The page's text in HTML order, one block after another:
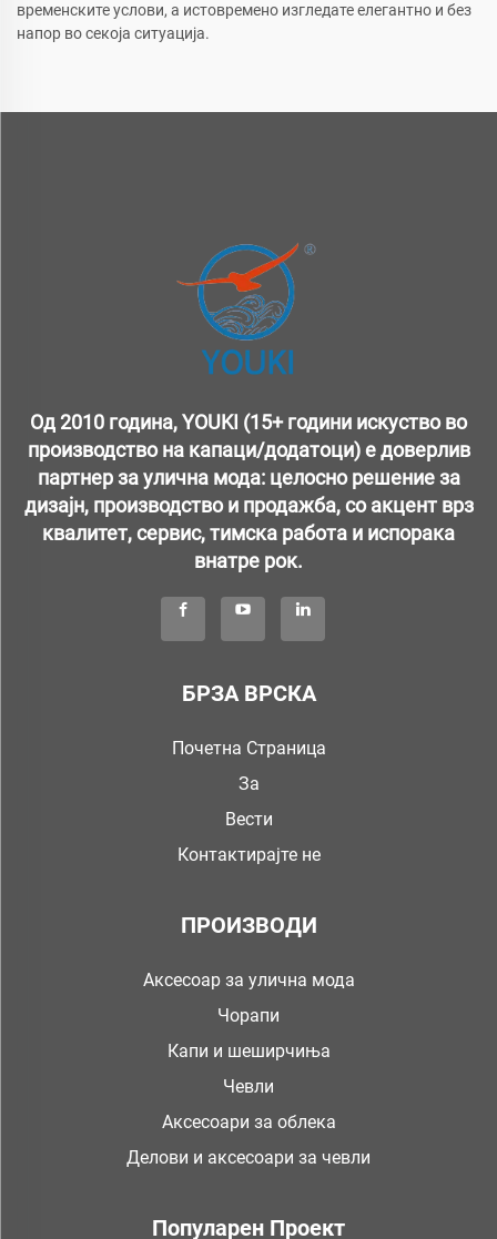
временските услови, а истовремено изгледате елегантно и без
напор во секоја ситуација.
Од 2010 година, YOUKI (15+ години искуство во
производство на капаци/додатоци) е доверлив
партнер за улична мода: целосно решение за
дизајн, производство и продажба, со акцент врз
квалитет, сервис, тимска работа и испорака
внатре рок.
БРЗА ВРСКА
Почетна Страница
За
Вести
Контактирајте не
ПРОИЗВОДИ
Аксесоар за улична мода
Чорапи
Капи и шеширчиња
Чевли
Аксесоари за облека
Делови и аксесоари за чевли
Популарен Проект